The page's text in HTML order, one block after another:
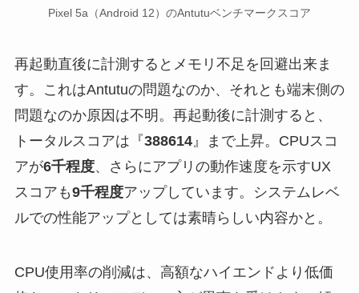
Pixel 5a（Android 12）のAntutuベンチマークスコア
再起動直後に計測するとメモリ不足を回避出来ま
す。これはAntutuの問題なのか、それとも端末側の
問題なのか原因は不明。再起動後に計測すると、
トータルスコアは『388614』まで上昇。CPUスコ
アが6千程度、さらにアプリの動作速度を示すUX
スコアも9千程度アップしています。システムレベ
ルでの性能アップとしては素晴らしい内容かと。
CPU使用率の削減は、高額なハイエンドより低価